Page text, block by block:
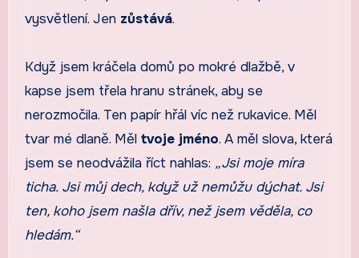
vysvětlení. Jen zůstává.
Když jsem kráčela domů po mokré dlažbě, v
kapse jsem třela hranu stránek, aby se
nerozmočila. Ten papír hřál víc než rukavice. Měl
tvar mé dlaně. Měl tvoje jméno. A měl slova, která
jsem se neodvážila říct nahlas: „Jsi moje míra
ticha. Jsi můj dech, když už nemůžu dýchat. Jsi
ten, koho jsem našla dřív, než jsem věděla, co
hledám.“